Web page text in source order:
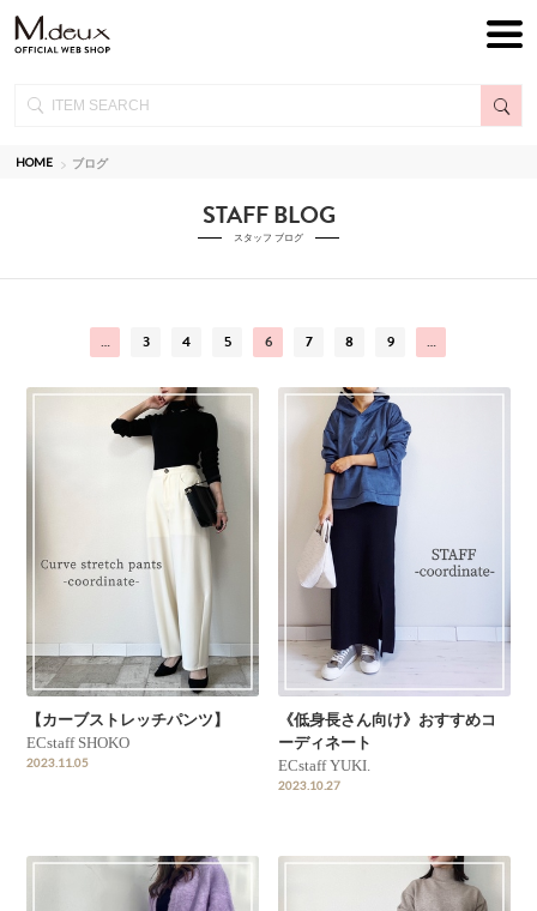
HOME ブログ
STAFF BLOG
スタッフ ブログ
… 3 4 5 6 7 8 9 …
【カーブストレッチパンツ】
ECstaff SHOKO
2023.11.05
《低身長さん向け》おすすめコ
ーディネート
ECstaff YUKI.
2023.10.27